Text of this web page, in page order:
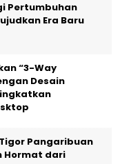
Pertumbuhan
Era Baru
“3-Way
Desain
Pangaribuan
Hormat dari